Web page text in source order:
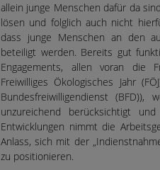
allein junge Menschen dafür da
lösen und folglich auch nicht
dass junge Menschen an den
beteiligt werden. Bereits gut
Engagements, allen voran die
Freiwilliges Ökologisches Jahr
Bundesfreiwilligendienst
unzureichend berücksichtigt
Entwicklungen nimmt die
Anlass, sich mit der
zu positionieren.